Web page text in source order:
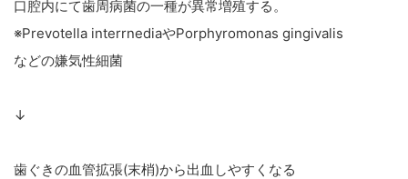
口腔内にて歯周病菌の一種が異常増殖する。
※Prevotella interrnediaやPorphyromonas gingivalis
などの嫌気性細菌
↓
歯ぐきの血管拡張(末梢)から出血しやすくなる